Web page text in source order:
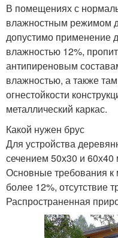
В помещениях с
влажностным режимом
допустимо применение
влажностью 12%,
антипиреновым
влажностью, а также
огнестойкости
металлический каркас.
Какой нужен брус
Для устройства
сечением 50х30 и
Основные требования к
более 12%, отсутствие
Распространенная